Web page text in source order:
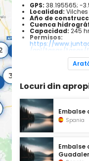
GPS: 38.195565; -
Localidad: Vilches
Año de
Cuenca
Capacidad: 245
Permisos:
https://
/apl/tasas/tasas/
Guadalquivir
Locuri din
Embalse
Spania
Embalse